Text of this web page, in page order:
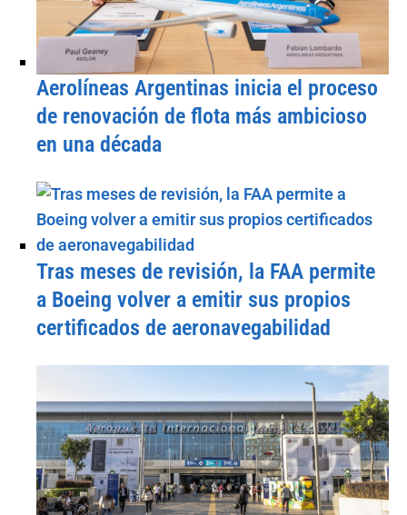
Aerolíneas Argentinas inicia el proceso
de renovación de flota más ambicioso
en una década
Tras meses de revisión, la FAA permite
a Boeing volver a emitir sus propios
certificados de aeronavegabilidad